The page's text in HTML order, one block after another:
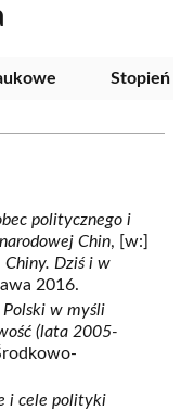
Stopień
politycznego i
Chin, [w:]
Chiny. Dziś i w
2016.
w myśli
(lata 2005-
i cele polityki